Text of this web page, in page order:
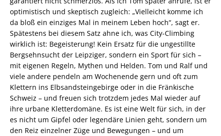
optimistisch und skeptisch zugleich: „Vielleicht komme ich
da bloß ein einziges Mal in meinem Leben hoch“, sagt er.
Spätestens bei diesem Satz ahne ich, was City-Climbing
wirklich ist: Begeisterung! Kein Ersatz für die ungestillte
Bergsehnsucht der Leipziger, sondern ein Sport für sich –
mit eigenen Regeln, Mythen und Helden. Tom und Ralf und
viele andere pendeln am Wochenende gern und oft zum
Klettern ins Elbsandsteingebirge oder in die Fränkische
Schweiz – und freuen sich trotzdem jedes Mal wieder auf
ihre urbane Kletterdomäne. Es ist eine Welt für sich, in der
es nicht um Gipfel oder legendäre Linien geht, sondern um
den Reiz einzelner Züge und Bewegungen – und um